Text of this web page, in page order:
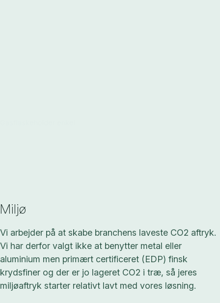
Miljø
Vi arbejder på at skabe branchens laveste CO2 aftryk.
Vi har derfor valgt ikke at benytter metal eller
aluminium men primært certificeret (EDP) finsk
krydsfiner og der er jo lageret CO2 i træ, så jeres
miljøaftryk starter relativt lavt med vores løsning.